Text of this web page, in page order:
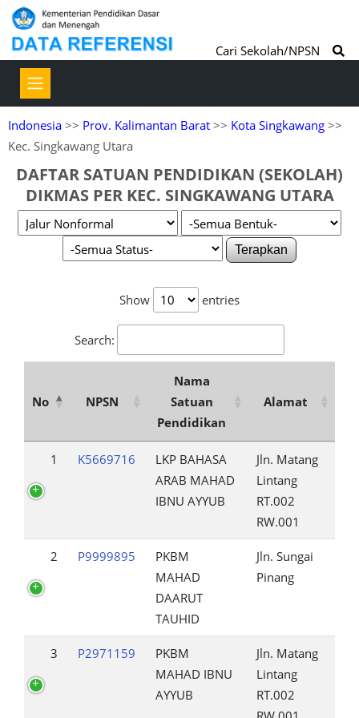
Cari Sekolah/NPSN
Indonesia >> Prov. Kalimantan Barat >> Kota Singkawang >>
Kec. Singkawang Utara
DAFTAR SATUAN PENDIDIKAN (SEKOLAH)
DIKMAS PER KEC. SINGKAWANG UTARA
Terapkan
Show entries
Search:
No NPSN
Nama
Satuan
Pendidikan
Alamat
1 K5669716
LKP BAHASA
ARAB MAHAD
IBNU AYYUB
Jln. Matang
Lintang
RT.002
RW.001
2 P9999895
PKBM
MAHAD
DAARUT
TAUHID
Jln. Sungai
Pinang
3 P2971159
PKBM
MAHAD IBNU
AYYUB
Jln. Matang
Lintang
RT.002